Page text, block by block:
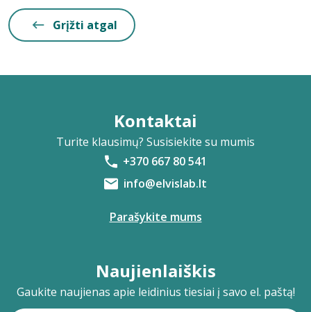
Grįžti atgal
Kontaktai
Turite klausimų? Susisiekite su mumis
+370 667 80 541
info@elvislab.lt
Parašykite mums
Naujienlaiškis
Gaukite naujienas apie leidinius tiesiai į savo el. paštą!